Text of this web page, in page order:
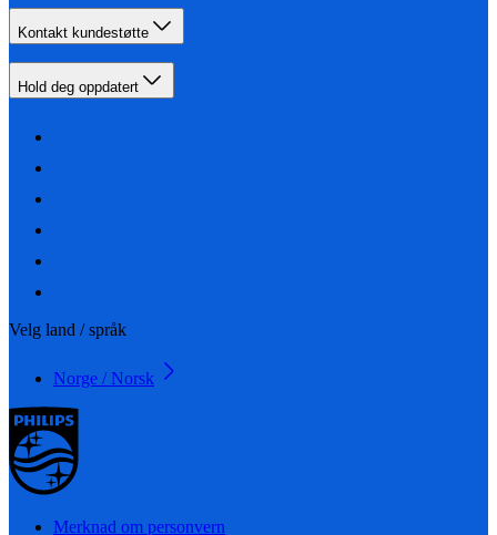
Kontakt kundestøtte
Hold deg oppdatert
Velg land / språk
Norge / Norsk
Merknad om personvern